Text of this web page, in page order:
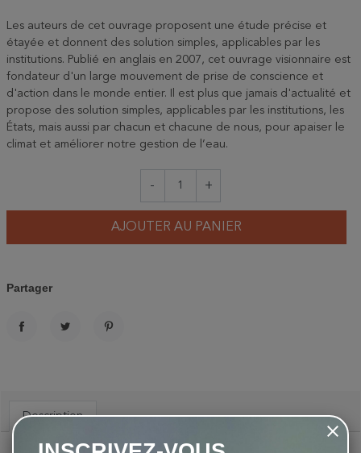
Les auteurs de cet ouvrage proposent une étude précise et
étayée et donnent des solution simples, applicables par les
institutions. Publié en anglais en 2007, cet ouvrage visionnaire est
fondateur d'un large mouvement de prise de conscience et
d'action dans le monde entier. Il est plus que jamais d'actualité et
propose des solution simples, applicables par les institutions, les
États, mais aussi par chacun et chacune de nous, pour apaiser le
climat et améliorer notre gestion de l’eau.
- +
AJOUTER AU PANIER
Partager
Description